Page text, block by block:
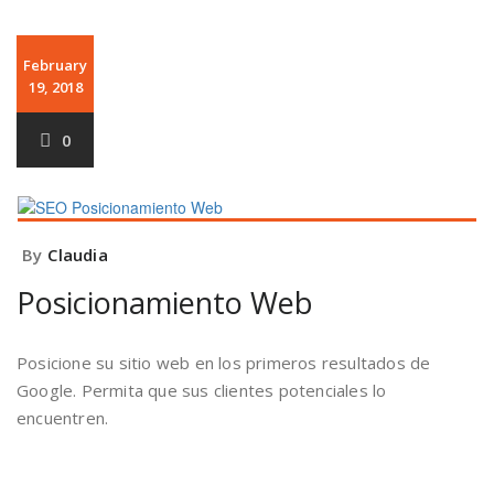
February
19, 2018
0
By Claudia
Posicionamiento Web
Posicione su sitio web en los primeros resultados de
Google. Permita que sus clientes potenciales lo
encuentren.